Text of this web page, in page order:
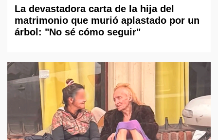
La devastadora carta de la hija del
matrimonio que murió aplastado por un
árbol: "No sé cómo seguir"